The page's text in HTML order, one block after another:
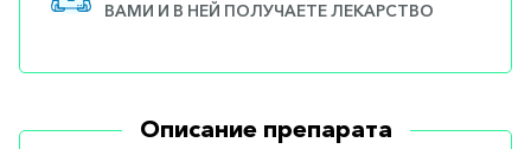
ВАМИ И В НЕЙ ПОЛУЧАЕТЕ ЛЕКАРСТВО
Описание препарата